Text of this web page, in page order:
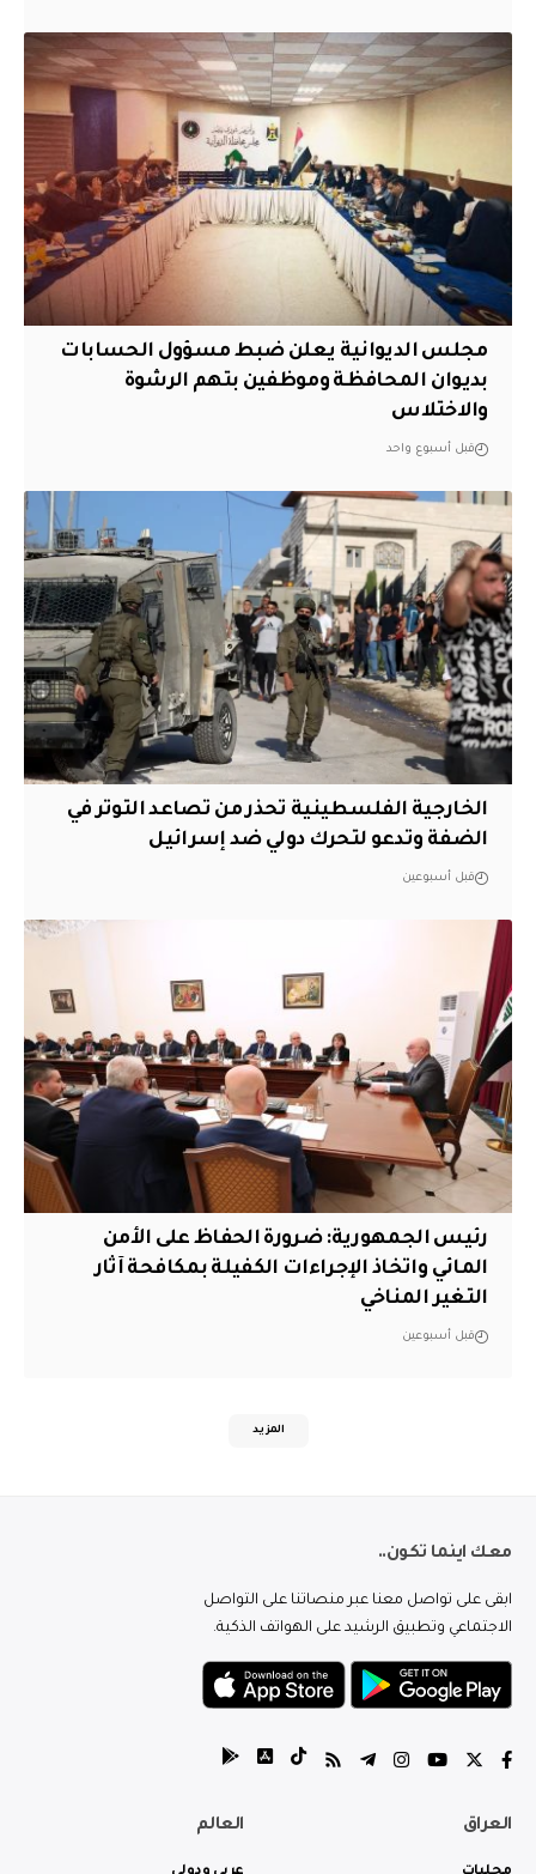
مجلس الديوانية يعلن ضبط مسؤول الحسابات
بديوان المحافظة وموظفين بتهم الرشوة
والاختلاس
قبل أسبوع واحد
الخارجية الفلسطينية تحذر من تصاعد التوتر في
الضفة وتدعو لتحرك دولي ضد إسرائيل
قبل أسبوعين
رئيس الجمهورية: ضرورة الحفاظ على الأمن
المائي واتخاذ الإجراءات الكفيلة بمكافحة آثار
التغير المناخي
قبل أسبوعين
المزيد
معك اينما تكون..
ابقى على تواصل معنا عبر منصاتنا على التواصل
الاجتماعي وتطبيق الرشيد على الهواتف الذكية.
العراق العالم